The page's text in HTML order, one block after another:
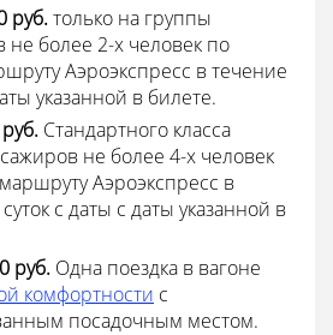
руб.только на группы
не более 2-х человек по
Аэроэкспресс в течение
указанной в билете.
Стандартного класса
не более 4-х человек
Аэроэкспресс в
с даты с даты указанной в
руб. Одна поездка в вагоне
комфортности с
посадочным местом.